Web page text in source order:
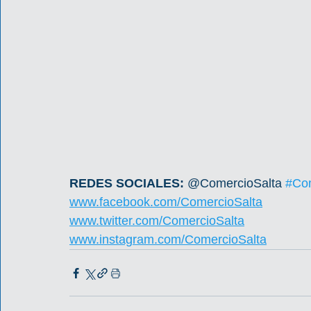
REDES SOCIALES: @ComercioSalta
www.facebook.com/ComercioSalta
www.twitter.com/ComercioSalta
www.instagram.com/ComercioSalta